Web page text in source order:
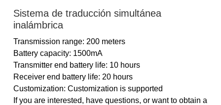
Sistema de traducción simultánea
inalámbrica
Transmission range: 200 meters
Battery capacity: 1500mA
Transmitter end battery life: 10 hours
Receiver end battery life: 20 hours
Customization: Customization is supported
If you are interested, have questions, or want to obtain a